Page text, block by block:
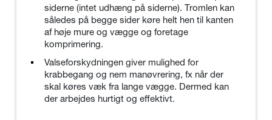
siderne (intet udhæng på siderne). Tromlen kan
således på begge sider køre helt hen til kanten
af høje mure og vægge og foretage
komprimering.
Valseforskydningen giver mulighed for
krabbegang og nem manøvrering, fx når der
skal køres væk fra lange vægge. Dermed kan
der arbejdes hurtigt og effektivt.